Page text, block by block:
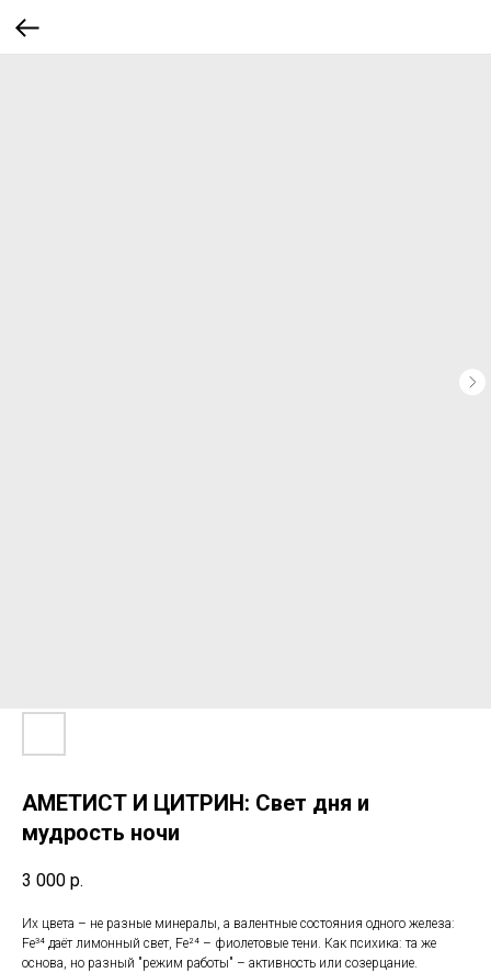
АМЕТИСТ И ЦИТРИН: Свет дня и
мудрость ночи
3 000 р.
Их цвета – не разные минералы, а валентные состояния одного железа:
Fe³⁴ даёт лимонный свет, Fe²⁴ – фиолетовые тени. Как психика: та же
основа, но разный "режим работы" – активность или созерцание.